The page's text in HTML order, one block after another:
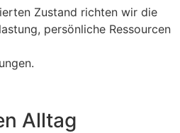
Zustand richten wir die
persönliche Ressourcen
Alltag